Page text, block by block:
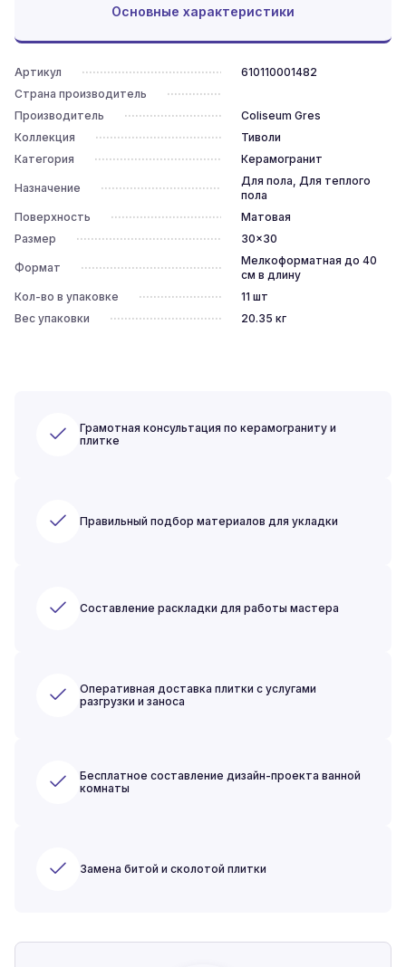
Основные характеристики
Артикул
610110001482
Страна производитель
Производитель
Coliseum Gres
Коллекция
Тиволи
Категория
Керамогранит
Назначение
Для пола, Для теплого
пола
Поверхность
Матовая
Размер
30x30
Формат
Мелкоформатная до 40
см в длину
Кол-во в упаковке
11 шт
Вес упаковки
20.35 кг
Грамотная консультация по керамограниту и
плитке
Правильный подбор материалов для укладки
Составление раскладки для работы мастера
Оперативная доставка плитки с услугами
разгрузки и заноса
Бесплатное составление дизайн-проекта ванной
комнаты
Замена битой и сколотой плитки